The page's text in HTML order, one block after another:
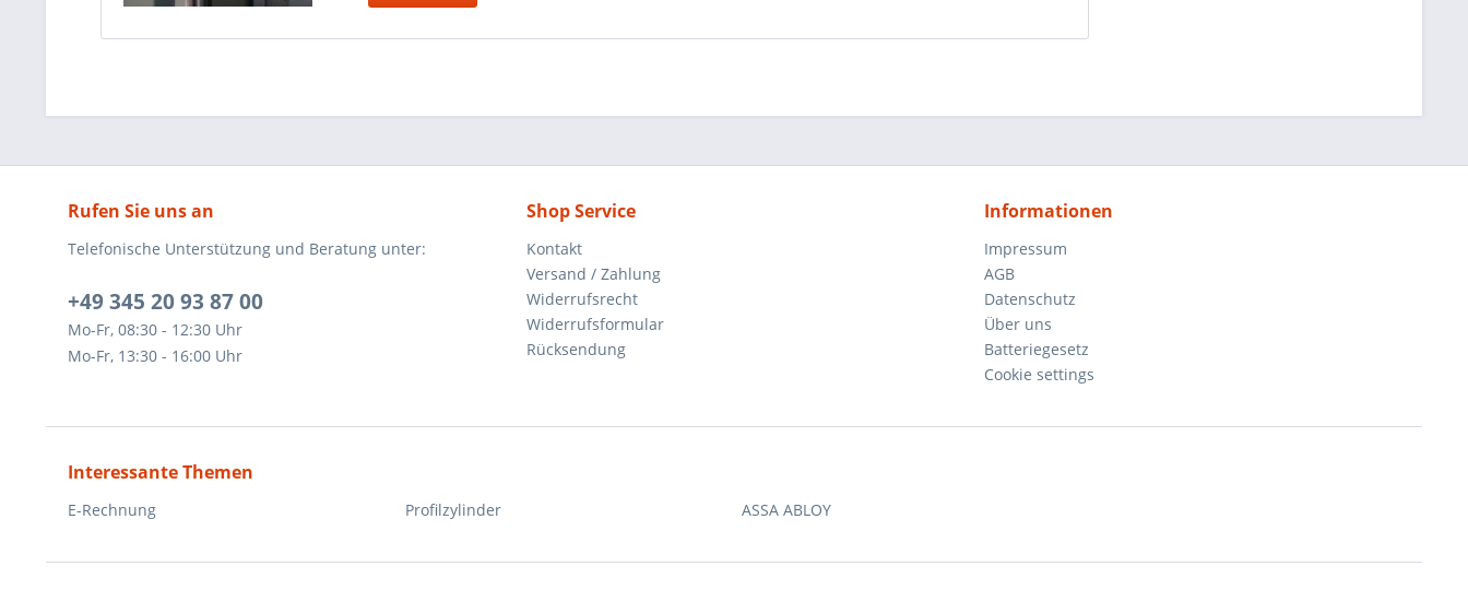
Rufen Sie uns an
Telefonische Unterstützung und Beratung unter:
+49 345 20 93 87 00
Mo-Fr, 08:30 - 12:30 Uhr
Mo-Fr, 13:30 - 16:00 Uhr
Shop Service
Kontakt
Versand / Zahlung
Widerrufsrecht
Widerrufsformular
Rücksendung
Informationen
Impressum
AGB
Datenschutz
Über uns
Batteriegesetz
Cookie settings
Interessante Themen
E-Rechnung Profilzylinder ASSA ABLOY